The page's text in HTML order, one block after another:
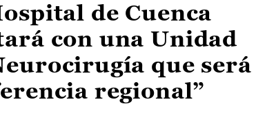
de Cuenca
con una Unidad
que será
regional”